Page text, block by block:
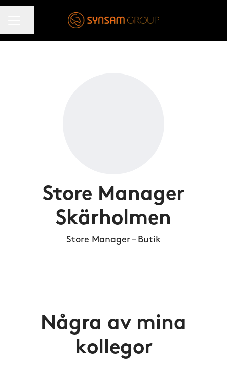
Store Manager
Skärholmen
Store Manager – Butik
Några av mina
kollegor